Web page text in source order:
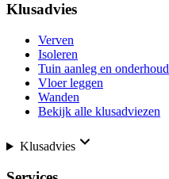
Klusadvies
Verven
Isoleren
Tuin aanleg en onderhoud
Vloer leggen
Wanden
Bekijk alle klusadviezen
Klusadvies